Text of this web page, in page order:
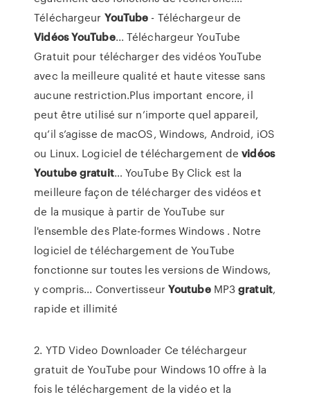
Téléchargeur YouTube - Téléchargeur de
VidéosYouTube... Téléchargeur YouTube
Gratuit pour télécharger des vidéos YouTube
avec la meilleure qualité et haute vitesse sans
aucune restriction.Plus important encore, il
peut être utilisé sur n’importe quel appareil,
qu’il s’agisse de macOS, Windows, Android, iOS
ou Linux. Logiciel de téléchargement devidéos
Youtubegratuit… YouTube By Click est la
meilleure façon de télécharger des vidéos et
de la musique à partir de YouTube sur
l'ensemble des Plate-formes Windows . Notre
logiciel de téléchargement de YouTube
fonctionne sur toutes les versions de Windows,
y compris... ConvertisseurYoutubeMP3gratuit,
rapide et illimité
2. YTD Video Downloader Ce téléchargeur
gratuit de YouTube pour Windows 10 offre à la
fois le téléchargement de la vidéo et la